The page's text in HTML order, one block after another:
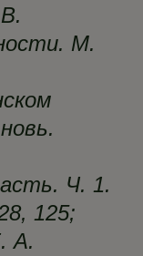
М.
Ч. 1.
125;
А.